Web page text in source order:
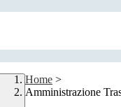
Home >
Amministrazione